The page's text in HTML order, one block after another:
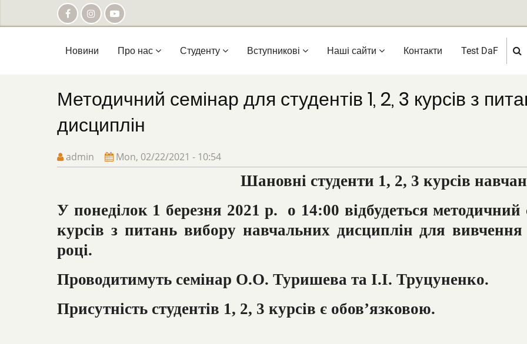
Main
Новини Про нас Студенту Вступникові Нашi сайти Контакти Test DaF
Методичний семінар для студентів 1, 2, 3 курсів з
дисциплін
admin Mon, 02/22/2021 - 10:54
Шановні студенти 1, 2, 3 курсів
У понеділок 1 березня 2021 р. о 14:00 відбудеться методичний
курсів з питань вибору навчальних дисциплін для
році.
Проводитимуть семінар О.О. Туришева та І.І. Труцуненко.
Присутність студентів 1, 2, 3 курсів є обов’язковою.